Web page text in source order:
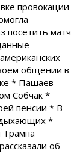
провокации
посетить матч
общении в
* Пашаев
Собчак *
пенсии * В
*
Трампа
об